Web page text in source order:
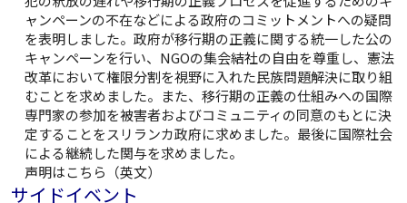
ャンペーンの不在などによる政府のコミットメントへの疑問
を表明しました。政府が移行期の正義に関する統一した公の
キャンペーンを行い、NGOの集会結社の自由を尊重し、憲法
改革において権限分割を視野に入れた民族問題解決に取り組
むことを求めました。また、移行期の正義の仕組みへの国際
専門家の参加を被害者およびコミュニティの同意のもとに決
定することをスリランカ政府に求めました。最後に国際社会
による継続した関与を求めました。
声明はこちら （英文）
サイドイベント